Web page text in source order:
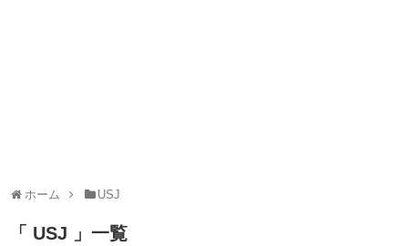
ホーム USJ
「 USJ 」一覧